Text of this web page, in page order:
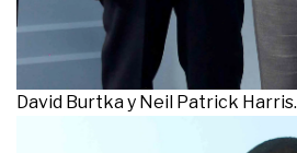
David Burtka y Neil Patrick Harris.